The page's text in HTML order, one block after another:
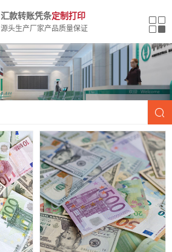
汇款转账凭条定制打印
源头生产厂家产品质量保证